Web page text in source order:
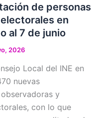
de personas
en
al 7 de junio
2026
Local del INE en
nuevas
y
con lo que